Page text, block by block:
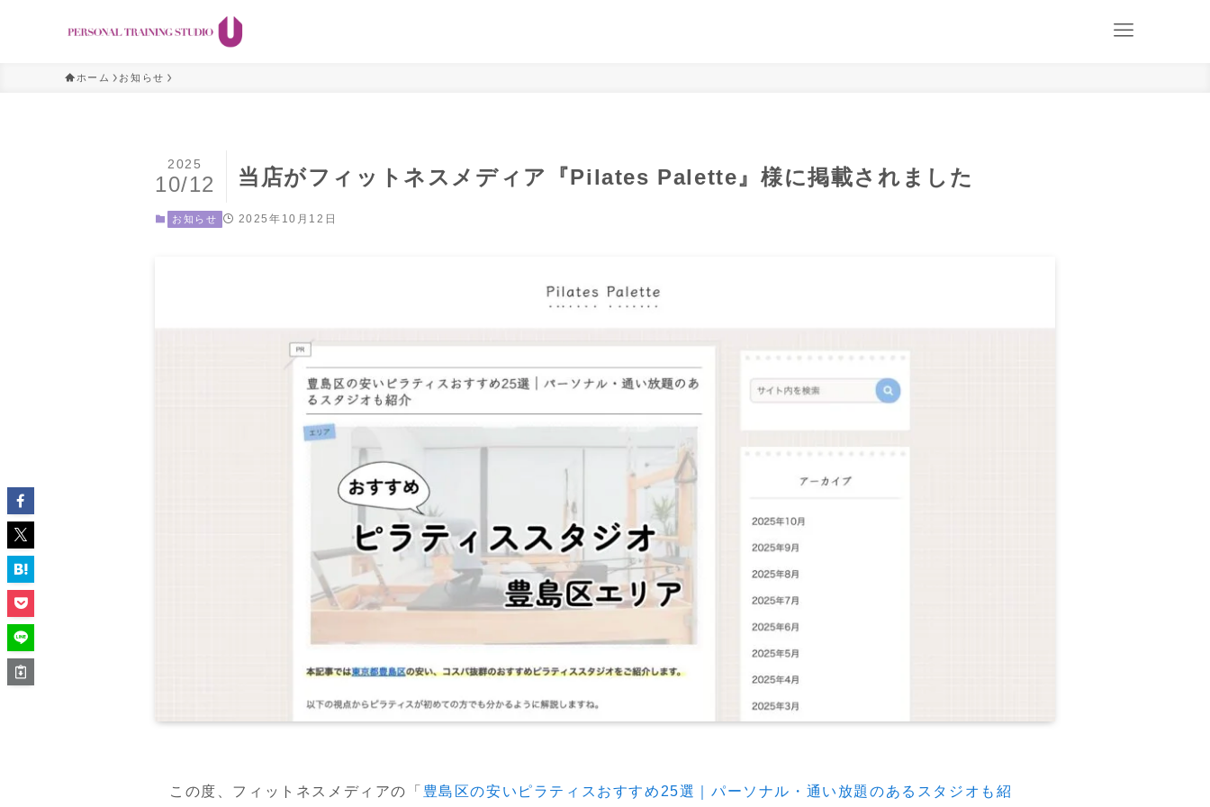
ホーム お知らせ
当店がフィットネスメディア『Pilates Palette』様に掲載されました
2025
10/12
お知らせ 2025年10月12日
この度、フィットネスメディアの「 豊島区の安いピラティスおすすめ25選｜パーソナル・通い放題のあるスタジオも紹